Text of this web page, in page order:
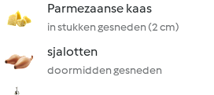
Parmezaanse kaas
in stukken gesneden (2 cm)
sjalotten
doormidden gesneden